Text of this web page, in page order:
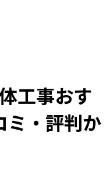
工事おす
ミ・評判か